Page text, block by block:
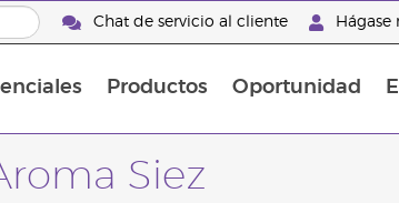
Chat de servicio al cliente
Productos Oportunidad
Siez